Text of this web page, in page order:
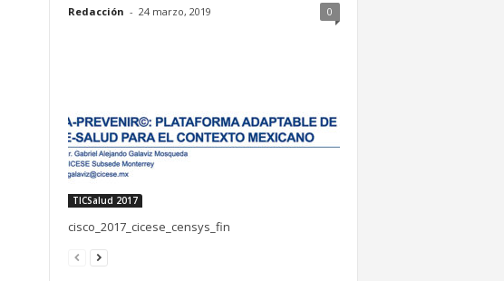
Redacción - 24 marzo, 2019 0
TICSalud 2017
cisco_2017_cicese_censys_fin